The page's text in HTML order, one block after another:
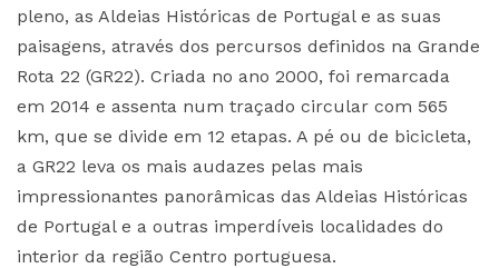
pleno, as Aldeias Históricas de Portugal e as suas
paisagens, através dos percursos definidos na Grande
Rota 22 (GR22). Criada no ano 2000, foi remarcada
em 2014 e assenta num traçado circular com 565
km, que se divide em 12 etapas. A pé ou de bicicleta,
a GR22 leva os mais audazes pelas mais
impressionantes panorâmicas das Aldeias Históricas
de Portugal e a outras imperdíveis localidades do
interior da região Centro portuguesa.